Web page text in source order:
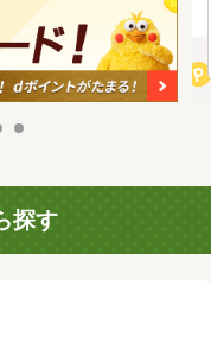
探す